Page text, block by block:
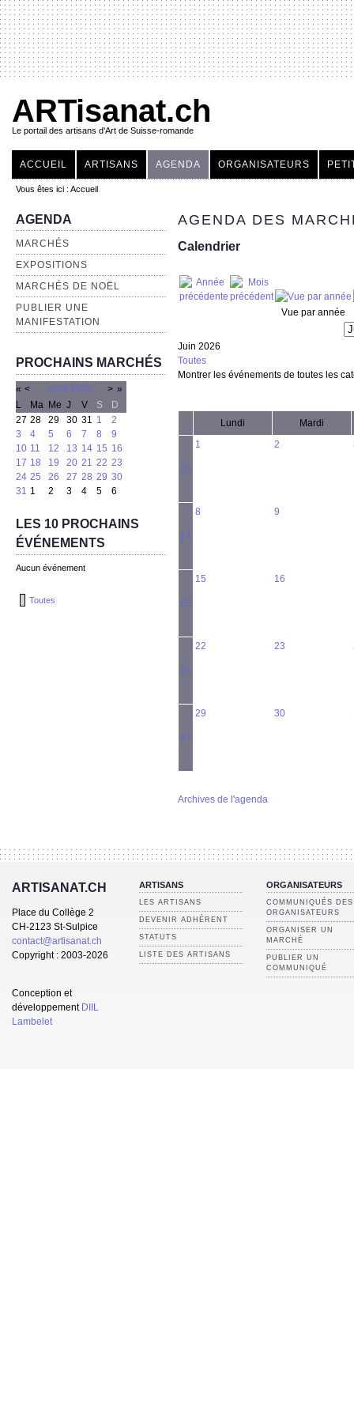
ARTisanat.ch
Le portail des artisans d'Art de Suisse-romande
ACCUEIL ARTISANS AGENDA ORGANISATEURS
Vous êtes ici : Accueil
AGENDA
MARCHÉS
EXPOSITIONS
MARCHÉS DE NOËL
PUBLIER UNE
MANIFESTATION
PROCHAINS MARCHÉS
« < Août 2026 > »
L
Ma Me J V S
D
27 28 29 30 31 1
2
3
4 5 6 7 8
9
10 11 12 13 14 15 16
17 18 19 20 21 22 23
24 25 26 27 28 29 30
31 1 2 3 4 5 6
LES 10 PROCHAINS
ÉVÉNEMENTS
Aucun événement
Toutes
AGENDA DES
Calendrier
Vue par année
Juin 2026
Toutes
Montrer les événements de toutes les
Lundi Mardi
23
1 2
24
8 9
25
15 16
26
22 23
27
29 30
Archives de l'agenda
ARTISANAT.CH
Place du Collège 2
CH-2123 St-Sulpice
contact@artisanat.ch
Copyright : 2003-2026
Conception et
développement DIIL
Lambelet
ARTISANS
LES ARTISANS
DEVENIR ADHÉRENT
STATUTS
LISTE DES ARTISANS
ORGANISATEURS
COMMUNIQUÉS DES
ORGANISATEURS
ORGANISER UN
MARCHÉ
PUBLIER UN
COMMUNIQUÉ